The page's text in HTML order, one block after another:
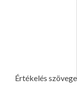
Értékelés szövege